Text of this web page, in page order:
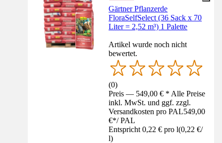
Gärtner Pflanzerde
FloraSelfSelect (36 Sack x 70
Liter = 2,52 m³) 1 Palette
Artikel wurde noch nicht
bewertet.
(0)
Preis — 549,00 € * Alle Preise
inkl. MwSt. und ggf. zzgl.
Versandkosten pro PAL549,00
€*/ PAL
Entspricht 0,22 € pro l(0,22 €/
l)